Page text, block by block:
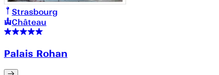
Strasbourg
Château
Palais Rohan